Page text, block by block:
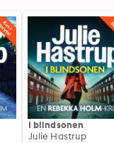
I blindsonen
Julie Hastrup